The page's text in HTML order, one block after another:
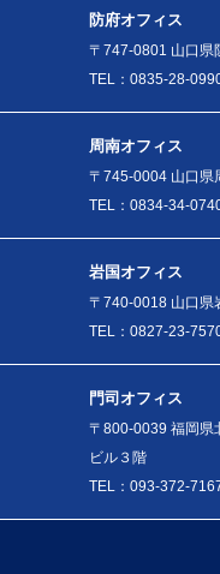
防府オフィス
〒747-0801 山口県
TEL：0835-28-
周南オフィス
〒745-0004 山口県
TEL：0834-34-
岩国オフィス
〒740-0018 山口県
TEL：0827-23-
門司オフィス
〒800-0039 福岡県
ビル３階
TEL：093-372-